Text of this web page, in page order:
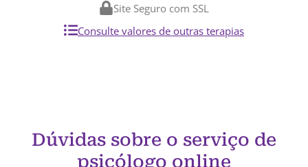
Site Seguro com SSL
Consulte valores de outras terapias
Dúvidas sobre o serviço de
psicólogo online